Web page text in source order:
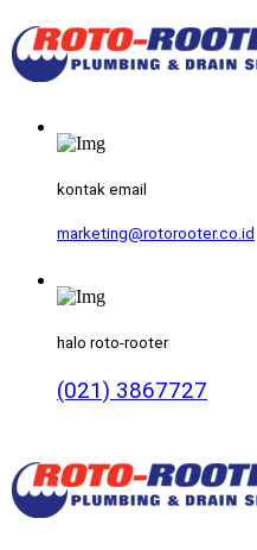
kontak email
marketing@rotorooter.co.id
halo roto-rooter
(021) 3867727